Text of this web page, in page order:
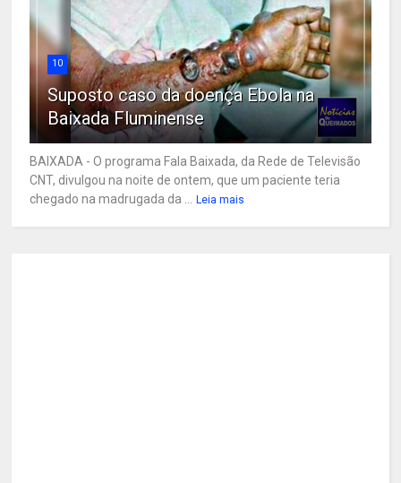
10
Suposto caso da doença Ebola na
Baixada Fluminense
BAIXADA - O programa Fala Baixada, da Rede de Televisão
CNT, divulgou na noite de ontem, que um paciente teria
chegado na madrugada da ...
Leia mais